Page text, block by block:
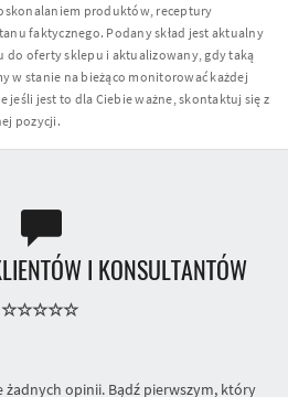
produktów, receptury
faktycznego. Podany skład jest aktualny
oferty sklepu i aktualizowany, gdy taką
w stanie na bieżąco monitorować każdej
jeśli jest to dla Ciebie ważne, skontaktuj się z
pozycji.
I KONSULTANTÓW
żadnych opinii. Bądź pierwszym, który